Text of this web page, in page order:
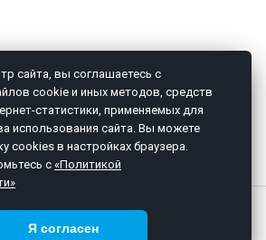
сайта, вы соглашаетесь с
cookie и иных методов, средств
статистики, применяемых для
использования сайта. Вы можете
cookies в настройках браузера.
с «Политикой
Я согласен